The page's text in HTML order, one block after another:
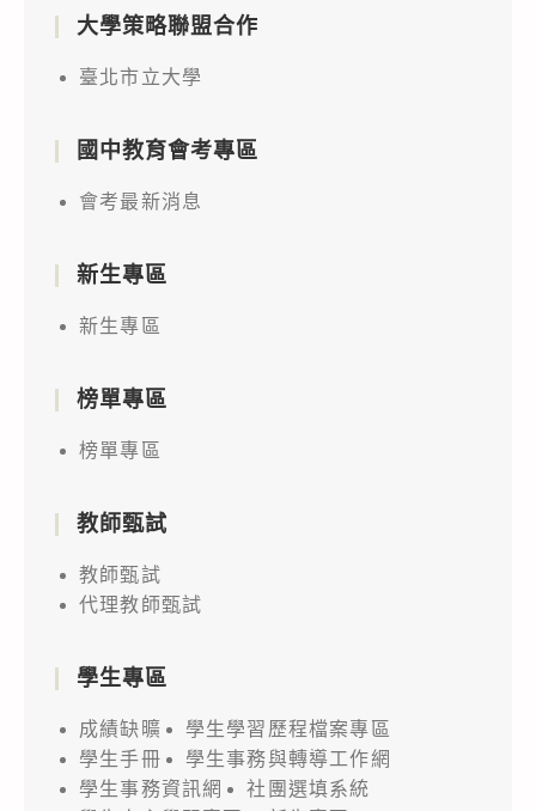
大學策略聯盟合作
臺北市立大學
國中教育會考專區
會考最新消息
新生專區
新生專區
榜單專區
榜單專區
教師甄試
教師甄試
代理教師甄試
學生專區
成績缺曠
學生學習歷程檔案專區
學生手冊
學生事務與轉導工作網
學生事務資訊網
社團選填系統